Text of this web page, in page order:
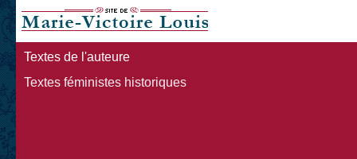
Textes de l'auteure
Textes féministes historiques